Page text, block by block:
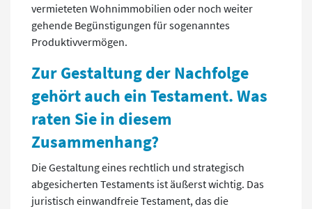
vermieteten Wohnimmobilien oder noch weiter
gehende Begünstigungen für sogenanntes
Produktivvermögen.
Zur Gestaltung der Nachfolge
gehört auch ein Testament. Was
raten Sie in diesem
Zusammenhang?
Die Gestaltung eines rechtlich und strategisch
abgesicherten Testaments ist äußerst wichtig. Das
juristisch einwandfreie Testament, das die